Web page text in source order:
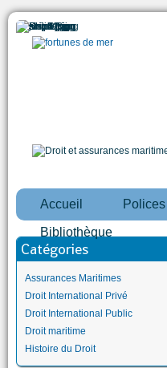
Accueil
Bibliothèque
Catégories
Assurances Maritimes
Droit International Privé
Droit International Public
Droit maritime
Histoire du Droit